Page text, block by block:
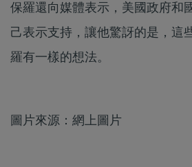
保羅還向媒體表示，美國政府和
己表示支持，讓他驚訝的是，這
羅有一樣的想法。
圖片來源：網上圖片